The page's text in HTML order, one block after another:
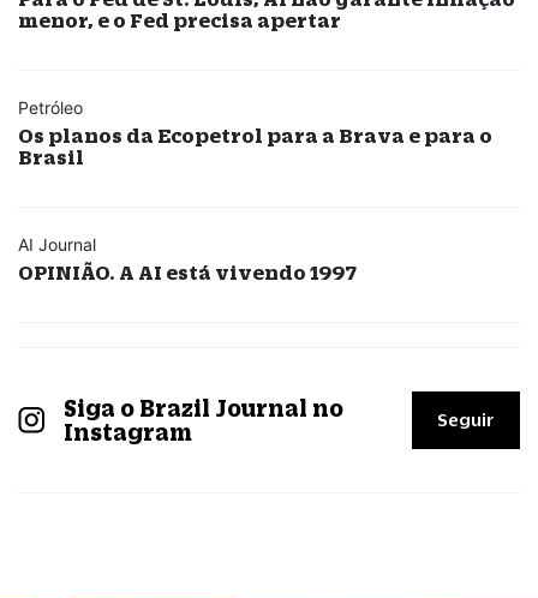
menor, e o Fed precisa apertar
Petróleo
Os planos da Ecopetrol para a Brava e para o
Brasil
AI Journal
OPINIÃO. A AI está vivendo 1997
Siga o Brazil Journal no
Instagram
Seguir